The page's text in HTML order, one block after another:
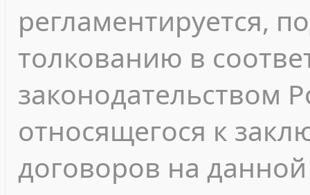
регламентируется,
толкованию в
законодательством
относящегося к
договоров на